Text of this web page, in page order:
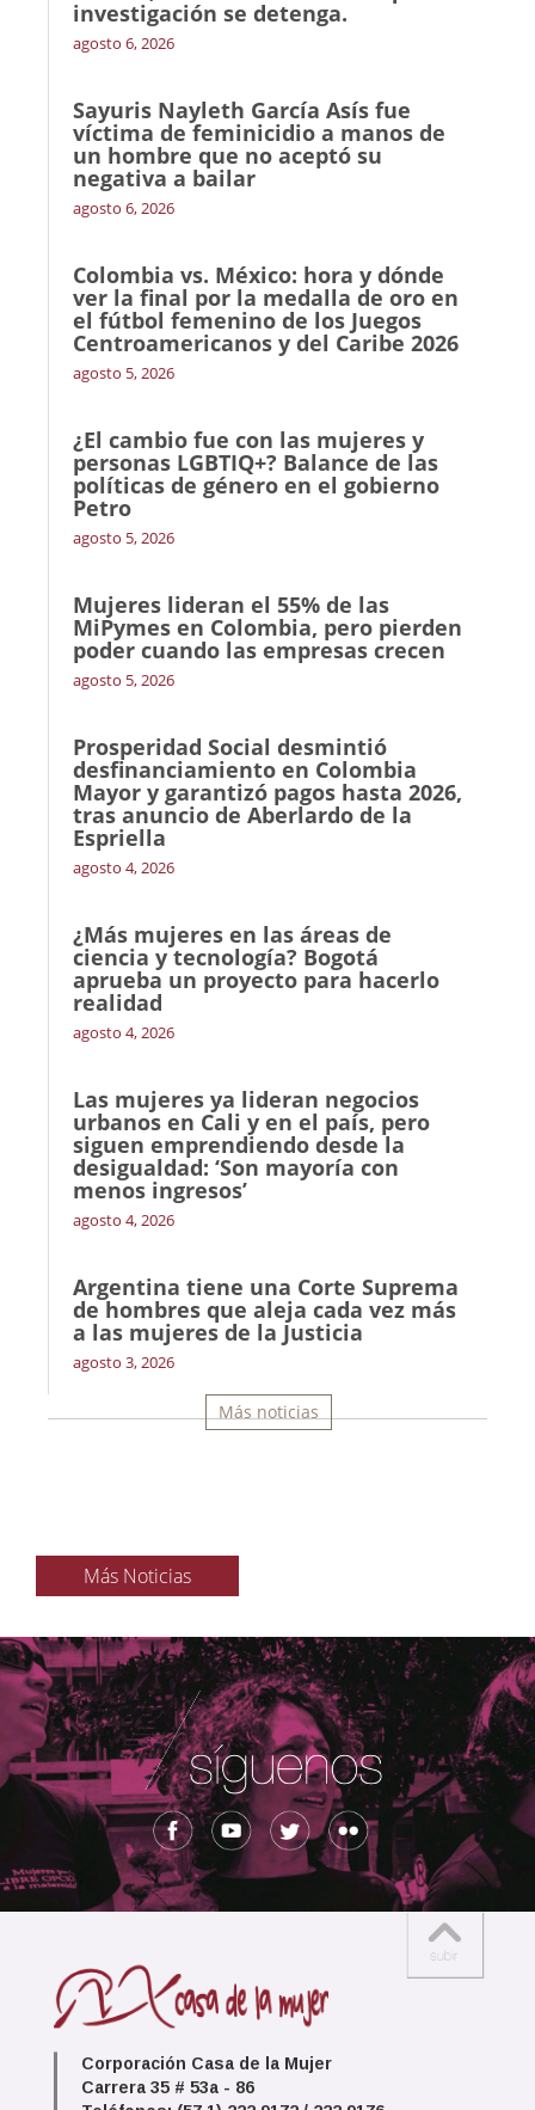
investigación se detenga.
agosto 6, 2026
Sayuris Nayleth García Asís fue
víctima de feminicidio a manos de
un hombre que no aceptó su
negativa a bailar
agosto 6, 2026
Colombia vs. México: hora y dónde
ver la final por la medalla de oro en
el fútbol femenino de los Juegos
Centroamericanos y del Caribe 2026
agosto 5, 2026
¿El cambio fue con las mujeres y
personas LGBTIQ+? Balance de las
políticas de género en el gobierno
Petro
agosto 5, 2026
Mujeres lideran el 55% de las
MiPymes en Colombia, pero pierden
poder cuando las empresas crecen
agosto 5, 2026
Prosperidad Social desmintió
desfinanciamiento en Colombia
Mayor y garantizó pagos hasta 2026,
tras anuncio de Aberlardo de la
Espriella
agosto 4, 2026
¿Más mujeres en las áreas de
ciencia y tecnología? Bogotá
aprueba un proyecto para hacerlo
realidad
agosto 4, 2026
Las mujeres ya lideran negocios
urbanos en Cali y en el país, pero
siguen emprendiendo desde la
desigualdad: ‘Son mayoría con
menos ingresos’
agosto 4, 2026
Argentina tiene una Corte Suprema
de hombres que aleja cada vez más
a las mujeres de la Justicia
agosto 3, 2026
Más noticias
Más Noticias
Corporación Casa de la Mujer
Carrera 35 # 53a - 86